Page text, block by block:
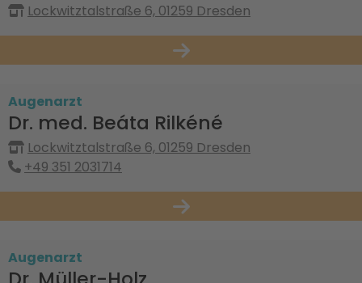
Lockwitztalstraße 6, 01259 Dresden
Augenarzt
Dr. med. Beáta Rilkéné
Lockwitztalstraße 6, 01259 Dresden
+49 351 2031714
Augenarzt